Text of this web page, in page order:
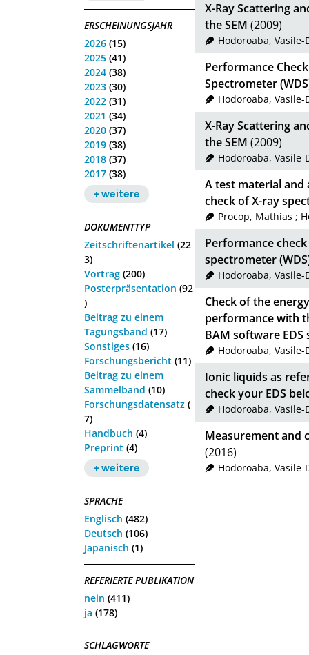
ERSCHEINUNGSJAHR
2026 (15)
2025 (41)
2024 (38)
2023 (30)
2022 (31)
2021 (34)
2020 (37)
2019 (38)
2018 (37)
2017 (38)
+ weitere
DOKUMENTTYP
Zeitschriftenartikel (22
3)
Vortrag (200)
Posterpräsentation (92
)
Beitrag zu einem
Tagungsband (17)
Sonstiges (16)
Forschungsbericht (11)
Beitrag zu einem
Sammelband (10)
Forschungsdatensatz (
7)
Handbuch (4)
Preprint (4)
+ weitere
SPRACHE
Englisch (482)
Deutsch (106)
Japanisch (1)
REFERIERTE PUBLIKATION
nein (411)
ja (178)
SCHLAGWORTE
X-Ray Scattering
the SEM (2009)
Hodoroaba, Vasile-
Performance
Spectrometer
Hodoroaba, Vasile-
X-Ray Scattering
the SEM (2009)
Hodoroaba, Vasile-
A test material
check of X-ray
Procop, Mathias ;
Performance
spectrometer
Hodoroaba, Vasile-
Check of the
performance with
BAM software
Hodoroaba, Vasile-
Ionic liquids as
check your EDS
Hodoroaba, Vasile-
Measurement and
(2016)
Hodoroaba, Vasile-